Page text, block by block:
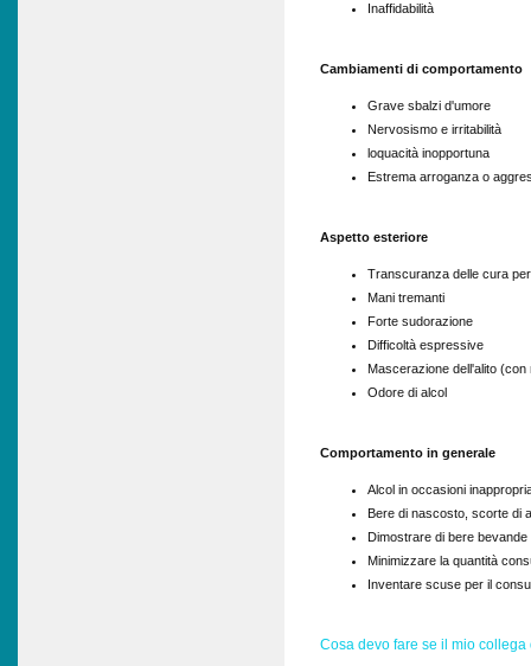
Inaffidabilità
Cambiamenti di comportamento
Grave sbalzi d'umore
Nervosismo e irritabilità
loquacità inopportuna
Estrema arroganza o
Aspetto esteriore
Transcuranza delle cura
Mani tremanti
Forte sudorazione
Difficoltà espressive
Mascerazione dell'alito
Odore di alcol
Comportamento in generale
Alcol in occasioni
Bere di nascosto, scorte di
Dimostrare di bere bevande
Minimizzare la quantità
Inventare scuse per il
Cosa devo fare se il mio